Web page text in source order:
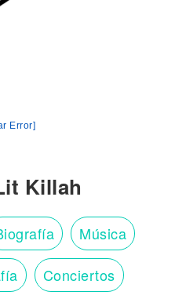
Error]
Killah
Música
Conciertos